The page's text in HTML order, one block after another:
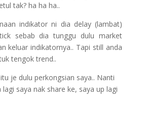
tak? ha ha ha..
indikator ni dia delay (lambat)
sebab dia tunggu dulu market
keluar indikatornya.. Tapi still anda
tengok trend..
je dulu perkongsian saya.. Nanti
saya nak share ke, saya up lagi